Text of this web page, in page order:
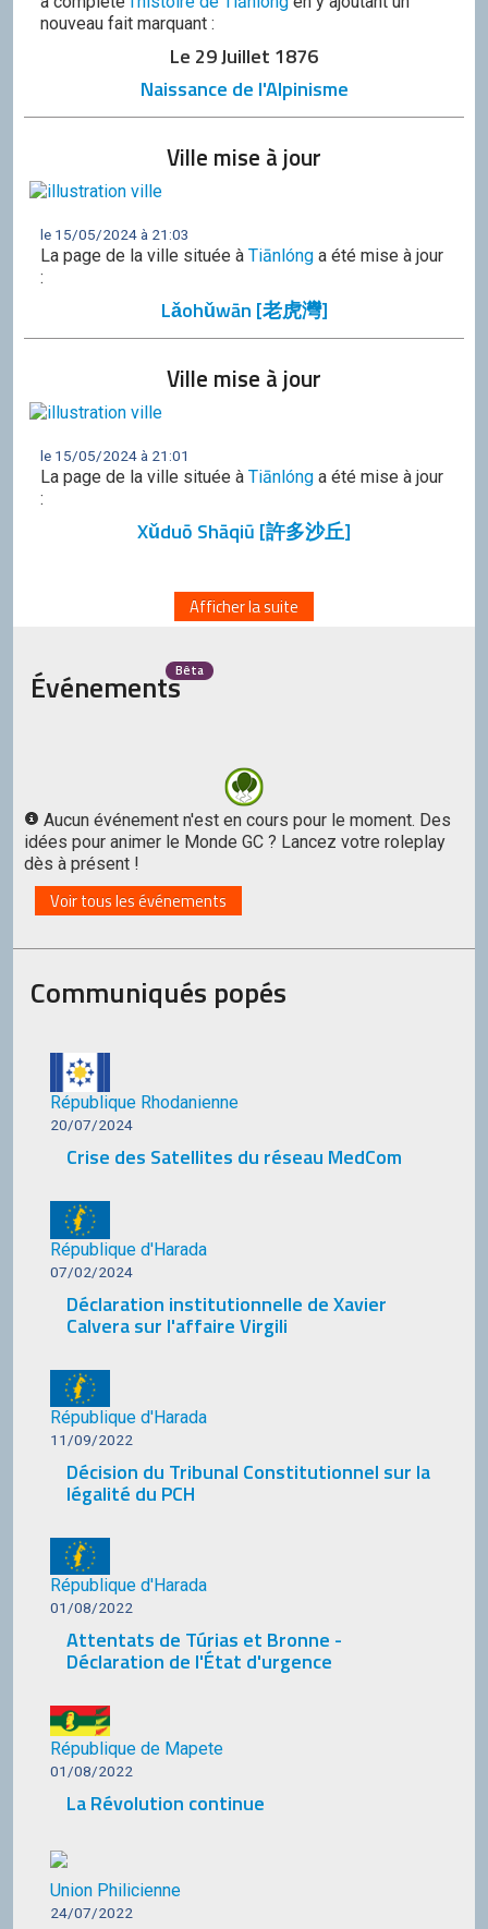
nouveau fait marquant :
Le 29 Juillet 1876
Naissance de l'Alpinisme
Ville mise à jour
le 15/05/2024 à 21:03
La page de la ville située à Tiānlóng a été mise à jour
:
Lǎohǔwān [老虎灣]
Ville mise à jour
le 15/05/2024 à 21:01
La page de la ville située à Tiānlóng a été mise à jour
:
Xǔduō Shāqiū [許多沙丘]
Afficher la suite
ÉvénementsBêta
Aucun événement n'est en cours pour le moment. Des
idées pour animer le Monde GC ? Lancez votre roleplay
dès à présent !
Voir tous les événements
Communiqués popés
République Rhodanienne
20/07/2024
Crise des Satellites du réseau MedCom
République d'Harada
07/02/2024
Déclaration institutionnelle de Xavier
Calvera sur l'affaire Virgili
République d'Harada
11/09/2022
Décision du Tribunal Constitutionnel sur la
légalité du PCH
République d'Harada
01/08/2022
Attentats de Túrias et Bronne -
Déclaration de l'État d'urgence
République de Mapete
01/08/2022
La Révolution continue
Union Philicienne
24/07/2022